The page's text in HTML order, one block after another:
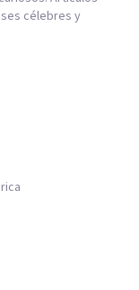
célebres y